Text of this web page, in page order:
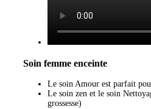
Soin femme enceinte
Le soin Amour est parfait
Le soin zen et le soin
grossesse)